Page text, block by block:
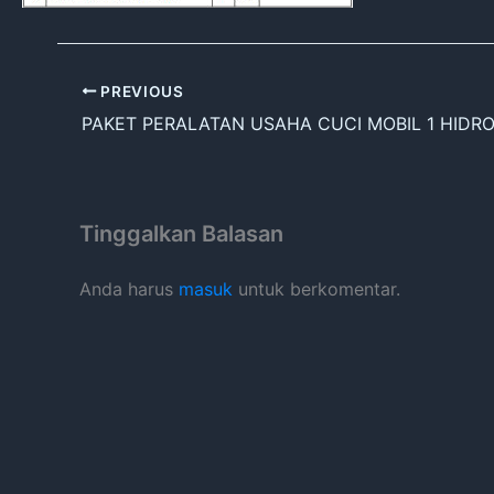
PREVIOUS
PAKET PERALATAN USAHA CUCI MOBIL 1
Tinggalkan Balasan
Anda harus masuk untuk berkomentar.